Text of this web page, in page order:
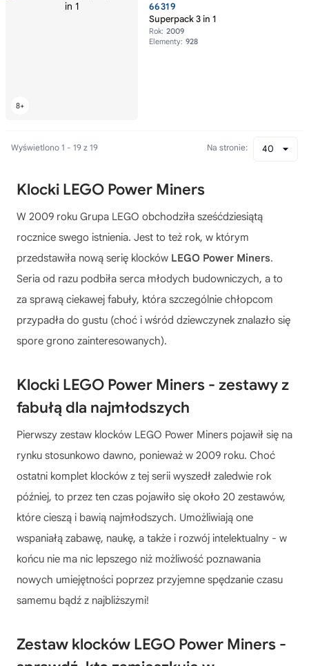
66319
Superpack 3 in 1
Rok: 2009
Elementy: 928
Wyświetlono 1 - 19 z 19 40
Na stronie:
Klocki LEGO Power Miners
W 2009 roku Grupa LEGO obchodziła sześćdziesiątą
rocznice swego istnienia. Jest to też rok, w którym
przedstawiła nową serię klocków LEGO Power Miners.
Seria od razu podbiła serca młodych budowniczych, a to
za sprawą ciekawej fabuły, która szczególnie chłopcom
przypadła do gustu (choć i wśród dziewczynek znalazło się
spore grono zainteresowanych).
Klocki LEGO Power Miners - zestawy z
fabułą dla najmłodszych
Pierwszy zestaw klocków LEGO Power Miners pojawił się na
rynku stosunkowo dawno, ponieważ w 2009 roku. Choć
ostatni komplet klocków z tej serii wyszedł zaledwie rok
później, to przez ten czas pojawiło się około 20 zestawów,
które cieszą i bawią najmłodszych. Umożliwiają one
wspaniałą zabawę, naukę, a także i rozwój intelektualny - w
końcu nie ma nic lepszego niż możliwość poznawania
nowych umiejętności poprzez przyjemne spędzanie czasu
samemu bądź z najbliższymi!
Zestaw klocków LEGO Power Miners -